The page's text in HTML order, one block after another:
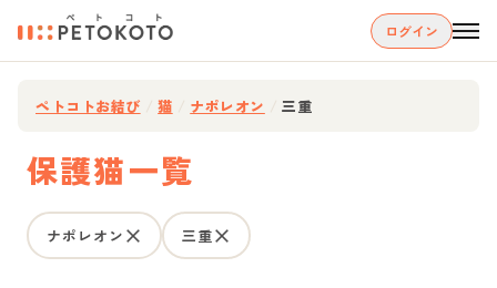
ログイン
ペトコトお結び 猫 ナポレオン 三重
保護猫一覧
ナポレオン 三重